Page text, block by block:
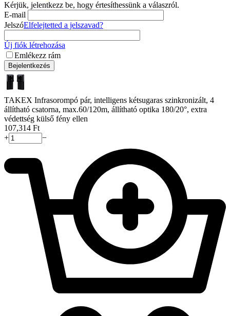
Kérjük, jelentkezz be, hogy értesíthessünk a válaszról.
E-mail
JelszóElfelejtetted a jelszavad?
Új fiók létrehozása
Emlékezz rám
Bejelentkezés
TAKEX Infrasorompó pár, intelligens kétsugaras szinkronizált, 4
állítható csatorna, max.60/120m, állítható optika 180/20°, extra
védettség külső fény ellen
107,314 Ft
+
−